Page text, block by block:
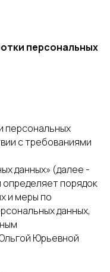
персональных
персональных
с требованиями
данных» (далее -
определяет порядок
и меры по
данных,
Юрьевной